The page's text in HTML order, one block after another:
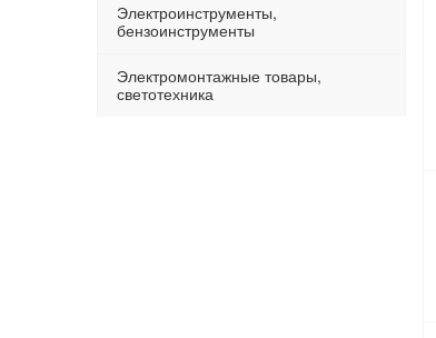
Электроинструменты,
бензоинструменты
Электромонтажные товары,
светотехника